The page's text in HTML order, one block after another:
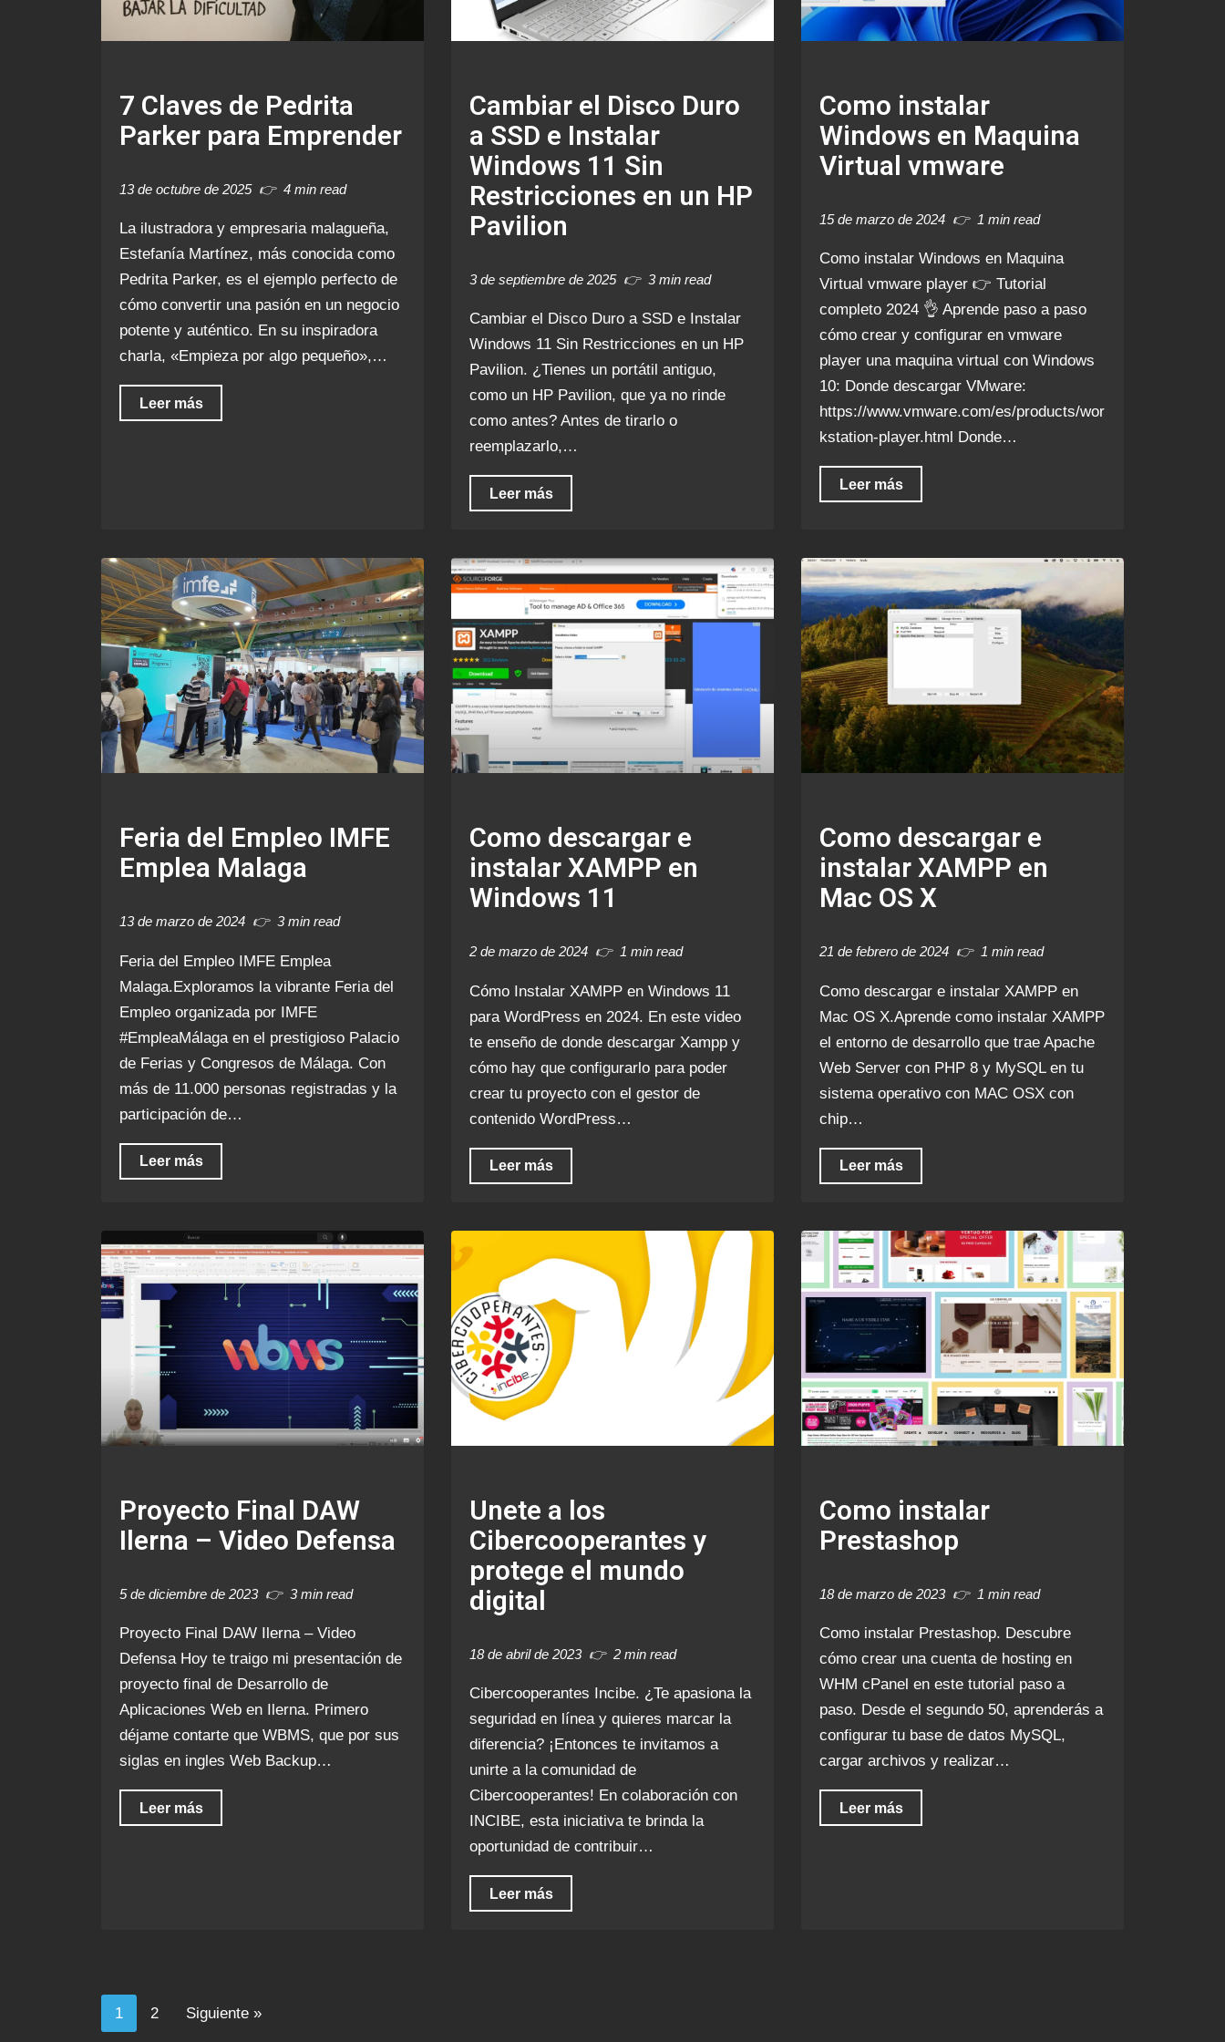
7 Claves de Pedrita
Parker para Emprender
13 de octubre de 2025 4 min read
La ilustradora y empresaria malagueña,
Estefanía Martínez, más conocida como
Pedrita Parker, es el ejemplo perfecto de
cómo convertir una pasión en un negocio
potente y auténtico. En su inspiradora
charla, «Empieza por algo pequeño»,…
Leer más
Cambiar el Disco Duro
a SSD e Instalar
Windows 11 Sin
Restricciones en un HP
Pavilion
3 de septiembre de 2025 3 min read
Cambiar el Disco Duro a SSD e Instalar
Windows 11 Sin Restricciones en un HP
Pavilion. ¿Tienes un portátil antiguo,
como un HP Pavilion, que ya no rinde
como antes? Antes de tirarlo o
reemplazarlo,…
Leer más
Como instalar
Windows en Maquina
Virtual vmware
15 de marzo de 2024 1 min read
Como instalar Windows en Maquina
Virtual vmware player 👉 Tutorial
completo 2024 👌 Aprende paso a paso
cómo crear y configurar en vmware
player una maquina virtual con Windows
10: Donde descargar VMware:
https://www.vmware.com/es/products/wor
kstation-player.html Donde…
Leer más
Feria del Empleo IMFE
Emplea Malaga
13 de marzo de 2024 3 min read
Feria del Empleo IMFE Emplea
Malaga.Exploramos la vibrante Feria del
Empleo organizada por IMFE
#EmpleaMálaga en el prestigioso Palacio
de Ferias y Congresos de Málaga. Con
más de 11.000 personas registradas y la
participación de…
Leer más
Como descargar e
instalar XAMPP en
Windows 11
2 de marzo de 2024 1 min read
Cómo Instalar XAMPP en Windows 11
para WordPress en 2024. En este video
te enseño de donde descargar Xampp y
cómo hay que configurarlo para poder
crear tu proyecto con el gestor de
contenido WordPress…
Leer más
Como descargar e
instalar XAMPP en
Mac OS X
21 de febrero de 2024 1 min read
Como descargar e instalar XAMPP en
Mac OS X.Aprende como instalar XAMPP
el entorno de desarrollo que trae Apache
Web Server con PHP 8 y MySQL en tu
sistema operativo con MAC OSX con
chip…
Leer más
Proyecto Final DAW
Ilerna – Video Defensa
5 de diciembre de 2023 3 min read
Proyecto Final DAW Ilerna – Video
Defensa Hoy te traigo mi presentación de
proyecto final de Desarrollo de
Aplicaciones Web en Ilerna. Primero
déjame contarte que WBMS, que por sus
siglas en ingles Web Backup…
Leer más
Unete a los
Cibercooperantes y
protege el mundo
digital
18 de abril de 2023 2 min read
Cibercooperantes Incibe. ¿Te apasiona la
seguridad en línea y quieres marcar la
diferencia? ¡Entonces te invitamos a
unirte a la comunidad de
Cibercooperantes! En colaboración con
INCIBE, esta iniciativa te brinda la
oportunidad de contribuir…
Leer más
Como instalar
Prestashop
18 de marzo de 2023 1 min read
Como instalar Prestashop. Descubre
cómo crear una cuenta de hosting en
WHM cPanel en este tutorial paso a
paso. Desde el segundo 50, aprenderás a
configurar tu base de datos MySQL,
cargar archivos y realizar…
Leer más
1 2 Siguiente »